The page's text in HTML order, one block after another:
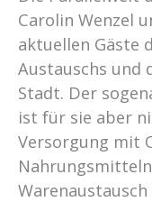
Carolin Wenzel
aktuellen Gäste
Austauschs und
Stadt. Der
ist für sie aber
Versorgung mit